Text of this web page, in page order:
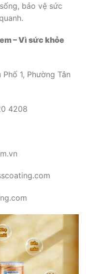
bảo vệ sức
– Vì sức khỏe
1, Phường Tân
4208